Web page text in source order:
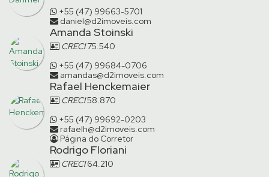
+55 (47) 99663-5701
daniel@d2imoveis.com
Amanda Stoinski
CRECI75.540
+55 (47) 99684-0706
amandas@d2imoveis.com
Rafael Henckemaier
CRECI58.870
+55 (47) 99692-0203
rafaelh@d2imoveis.com
Página do Corretor
Rodrigo Floriani
CRECI64.210